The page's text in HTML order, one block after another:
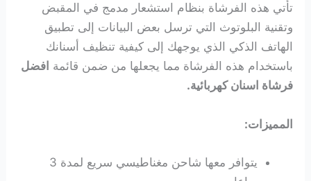
تأتي هذه الفرشاة بنظام استشعار مدمج في المقبض
وتقنية البلوتوث التي ترسل بعض البيانات إلى تطبيق
الهاتف الذكي الذي يوجهك إلى كيفية تنظيف أسنانك
باستخدام هذه الفرشاة مما يجعلها من ضمن قائمة افضل
فرشاة اسنان كهربائية.
المميزات:
يتوافر معها شاحن مغناطيسي سريع لمدة 3